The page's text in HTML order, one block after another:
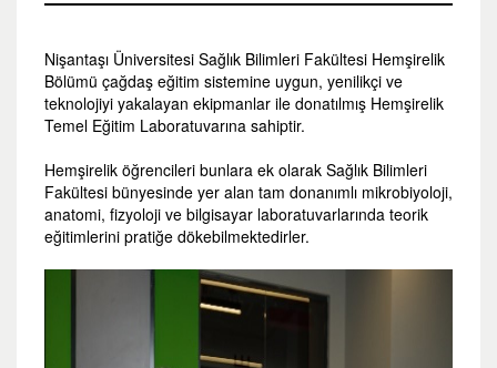
Nişantaşı Üniversitesi Sağlık Bilimleri Fakültesi Hemşirelik
Bölümü çağdaş eğitim sistemine uygun, yenilikçi ve
teknolojiyi yakalayan ekipmanlar ile donatılmış Hemşirelik
Temel Eğitim Laboratuvarına sahiptir.
Hemşirelik öğrencileri bunlara ek olarak Sağlık Bilimleri
Fakültesi bünyesinde yer alan tam donanımlı mikrobiyoloji,
anatomi, fizyoloji ve bilgisayar laboratuvarlarında teorik
eğitimlerini pratiğe dökebilmektedirler.